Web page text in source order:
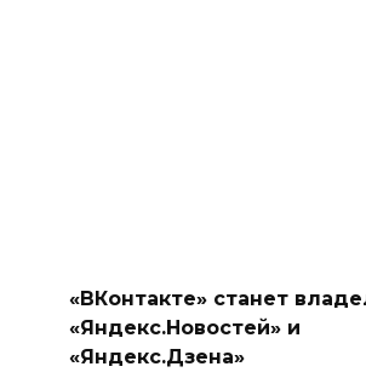
«ВКонтакте» станет
«Яндекс.Новостей» и
«Яндекс.Дзена»